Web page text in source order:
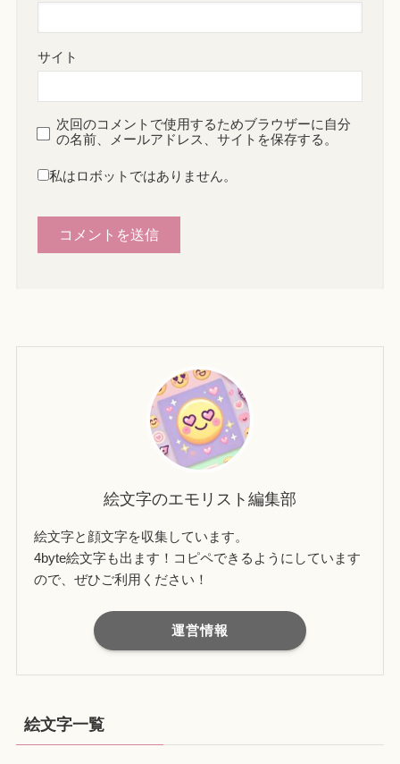
サイト
次回のコメントで使用するためブラウザーに自分
の名前、メールアドレス、サイトを保存する。
私はロボットではありません。
絵文字のエモリスト編集部
絵文字と顔文字を収集しています。
4byte絵文字も出ます！コピペできるようにしています
ので、ぜひご利用ください！
運営情報
絵文字一覧